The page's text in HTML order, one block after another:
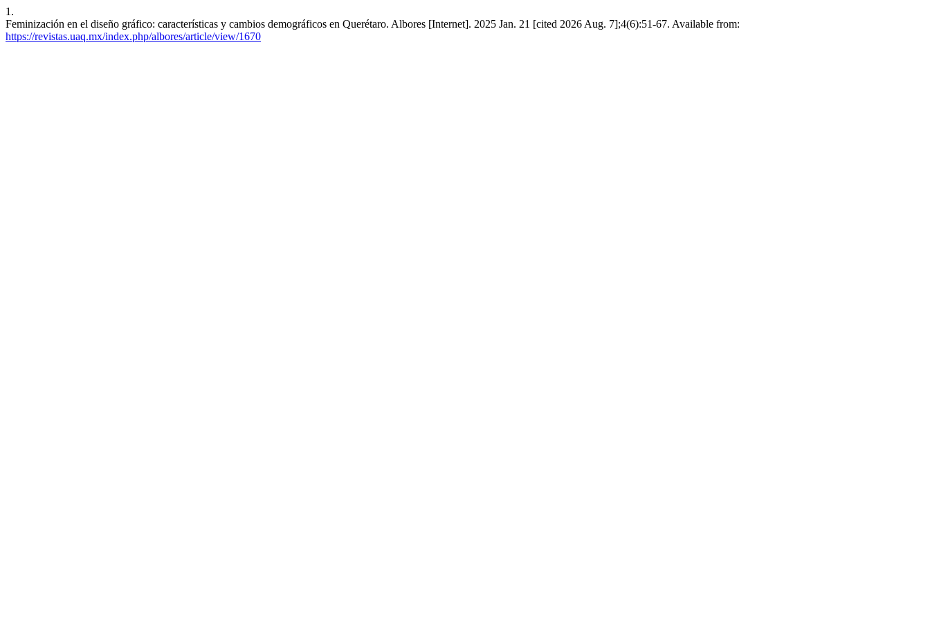
1.
Feminización en el diseño gráfico: características y cambios demográficos en Querétaro. Albores [Internet]. 2025 Jan. 21 [cited 2026 Aug. 7];4(6):51-67. Available from:
https://revistas.uaq.mx/index.php/albores/article/view/1670